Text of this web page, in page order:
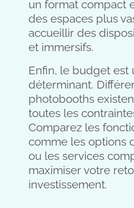
un format compact
des espaces plus
accueillir des
et immersifs.
Enfin, le budget est
déterminant.
photobooths
toutes les
Comparez les
comme les options
ou les services
maximiser votre
investissement.